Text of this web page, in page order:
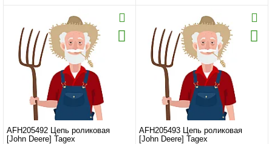
AFH205492 Цепь роликовая
[John Deere] Tagex
AFH205493 Цепь роликовая
[John Deere] Tagex